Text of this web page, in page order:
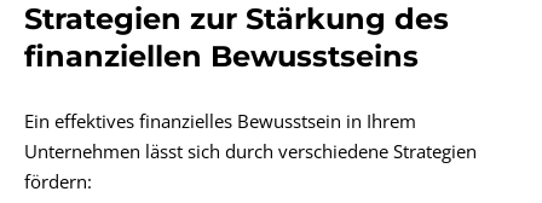
Strategien zur Stärkung des
finanziellen Bewusstseins
Ein effektives finanzielles Bewusstsein in Ihrem
Unternehmen lässt sich durch verschiedene Strategien
fördern: